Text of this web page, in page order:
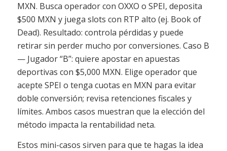
MXN. Busca operador con OXXO o SPEI, deposita
$500 MXN y juega slots con RTP alto (ej. Book of
Dead). Resultado: controla pérdidas y puede
retirar sin perder mucho por conversiones. Caso B
— Jugador “B”: quiere apostar en apuestas
deportivas con $5,000 MXN. Elige operador que
acepte SPEI o tenga cuotas en MXN para evitar
doble conversión; revisa retenciones fiscales y
límites. Ambos casos muestran que la elección del
método impacta la rentabilidad neta.
Estos mini-casos sirven para que te hagas la idea